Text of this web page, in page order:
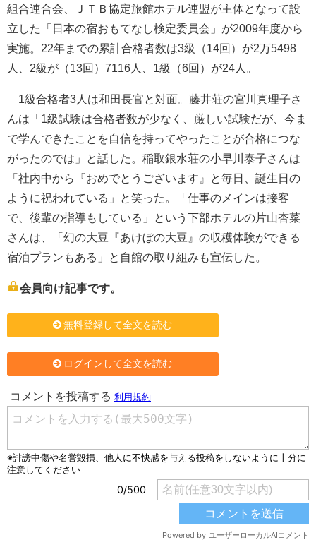
組合連合会、ＪＴＢ協定旅館ホテル連盟が主体となって設
立した「日本の宿おもてなし検定委員会」が2009年度から
実施。22年までの累計合格者数は3級（14回）が2万5498
人、2級が（13回）7116人、1級（6回）が24人。
1級合格者3人は和田長官と対面。藤井荘の宮川真理子さ
んは「1級試験は合格者数が少なく、厳しい試験だが、今ま
で学んできたことを自信を持ってやったことが合格につな
がったのでは」と話した。稲取銀水荘の小早川泰子さんは
「社内中から『おめでとうございます』と毎日、誕生日の
ように祝われている」と笑った。「仕事のメインは接客
で、後輩の指導もしている」という下部ホテルの片山杏菜
さんは、「幻の大豆『あけぼの大豆』の収穫体験ができる
宿泊プランもある」と自館の取り組みも宣伝した。
会員向け記事です。
無料登録して全文を読む
ログインして全文を読む